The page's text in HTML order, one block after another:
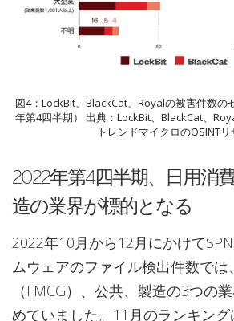
図4：LockBit、BlackCat、Royalの被害件数の
年第4四半期） 出典：LockBit、BlackCat、
トレンドマイクロのOSINTリ
2022年第4四半期、日用消
造の業界が標的となる
2022年10月から12月にかけて
ムウェアのファイル検出件数で
（FMCG）、公共、製造の3つの
めていました。11月のランキン